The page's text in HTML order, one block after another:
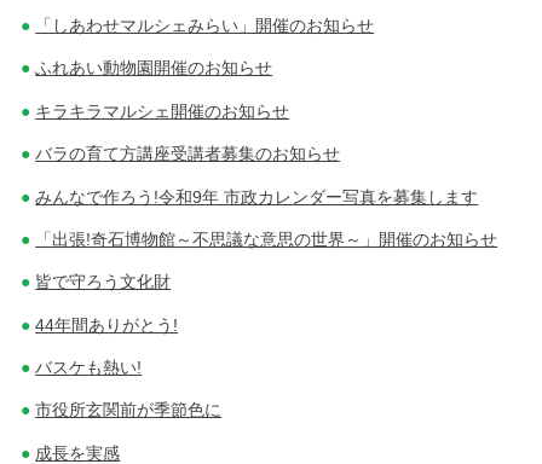
「しあわせマルシェみらい」開催のお知らせ
ふれあい動物園開催のお知らせ
キラキラマルシェ開催のお知らせ
バラの育て方講座受講者募集のお知らせ
みんなで作ろう!令和9年 市政カレンダー写真を募集します
「出張!奇石博物館～不思議な意思の世界～」開催のお知らせ
皆で守ろう文化財
44年間ありがとう!
バスケも熱い!
市役所玄関前が季節色に
成長を実感